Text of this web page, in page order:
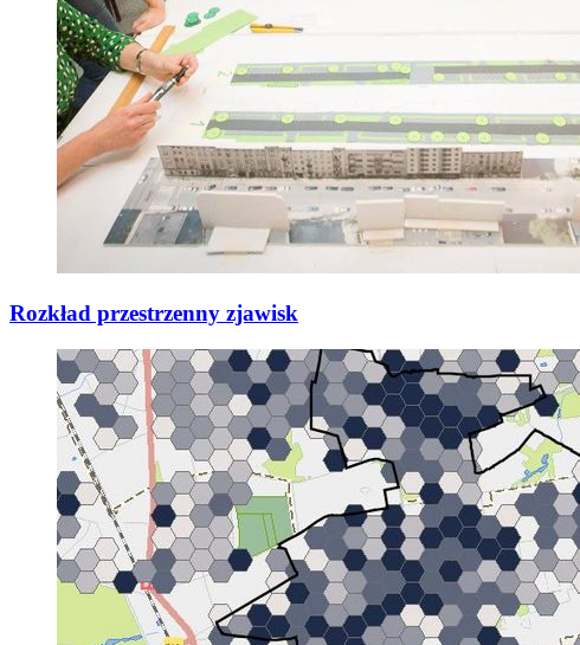
Rozkład przestrzenny zjawisk